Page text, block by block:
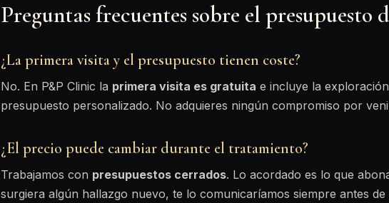
Preguntas frecuentes sobre el presupuesto
¿La primera visita y el presupuesto tienen coste?
No. En P&P Clinic la primera visita es gratuita e incluye la
presupuesto personalizado. No adquieres ningún compromiso por
¿El precio puede cambiar durante el tratamiento?
Trabajamos con presupuestos cerrados. Lo acordado es lo que
surgiera algún hallazgo nuevo, te lo comunicaríamos siempre antes